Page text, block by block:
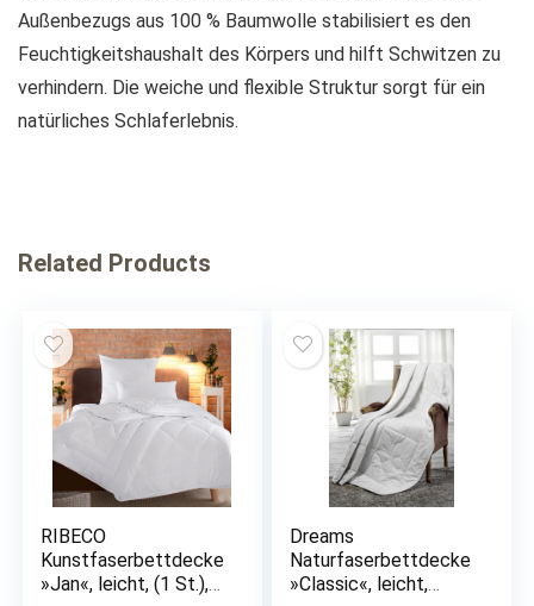
Außenbezugs aus 100 % Baumwolle stabilisiert es den
Feuchtigkeitshaushalt des Körpers und hilft Schwitzen zu
verhindern. Die weiche und flexible Struktur sorgt für ein
natürliches Schlaferlebnis.
Related Products
RIBECO
Kunstfaserbettdecke
»Jan«, leicht, (1 St.),
Dreams
Naturfaserbettdecke
»Classic«, leicht,